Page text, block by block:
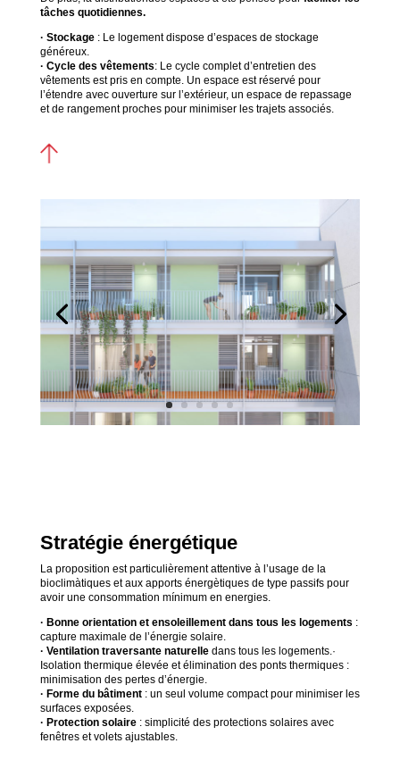
tâches quotidiennes.
· Stockage : Le logement dispose d’espaces de stockage
généreux.
· Cycle des vêtements: Le cycle complet d’entretien des
vêtements est pris en compte. Un espace est réservé pour
l’étendre avec ouverture sur l’extérieur, un espace de repassage
et de rangement proches pour minimiser les trajets associés.
Stratégie énergétique
La proposition est particulièrement attentive à l’usage de la
bioclimàtiques et aux apports énergètiques de type passifs pour
avoir une consommation mínimum en energies.
· Bonne orientation et ensoleillement dans tous les logements :
capture maximale de l’énergie solaire.
· Ventilation traversante naturelledans tous les logements.·
Isolation thermique élevée et élimination des ponts thermiques :
minimisation des pertes d’énergie.
· Forme du bâtiment: un seul volume compact pour minimiser les
surfaces exposées.
· Protection solaire: simplicité des protections solaires avec
fenêtres et volets ajustables.